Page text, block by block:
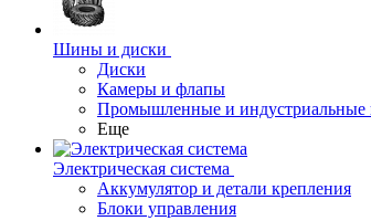
Шины и диски
Диски
Камеры и флапы
Промышленные и
Еще
Электрическая система
Аккумулятор и детали крепления
Блоки управления